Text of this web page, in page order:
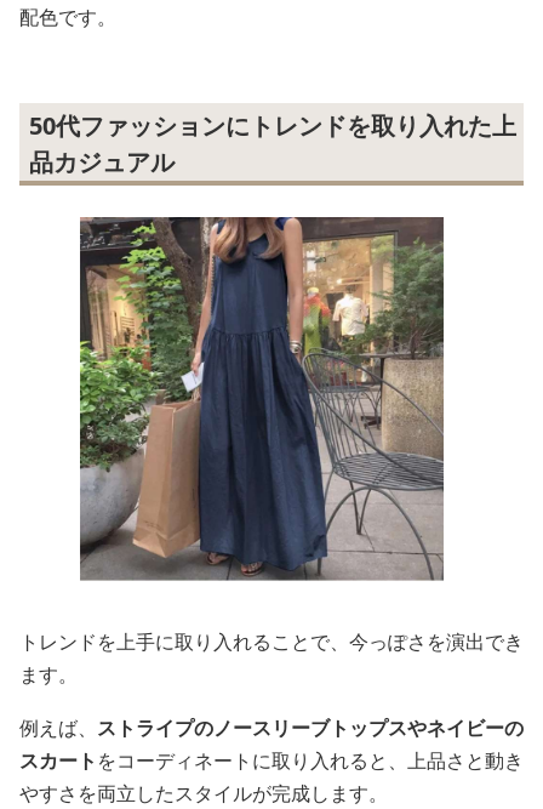
配色です。
50代ファッションにトレンドを取り入れた上
品カジュアル
トレンドを上手に取り入れることで、今っぽさを演出でき
ます。
例えば、 ストライプのノースリーブトップスやネイビーの
スカート をコーディネートに取り入れると、上品さと動き
やすさを両立したスタイルが完成します。